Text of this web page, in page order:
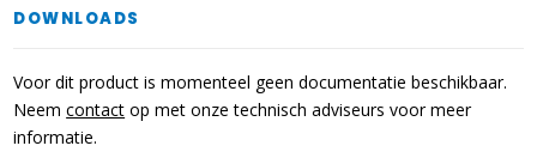
DOWNLOADS
Voor dit product is momenteel geen documentatie beschikbaar.
Neemcontact op met onze technisch adviseurs voor meer
informatie.